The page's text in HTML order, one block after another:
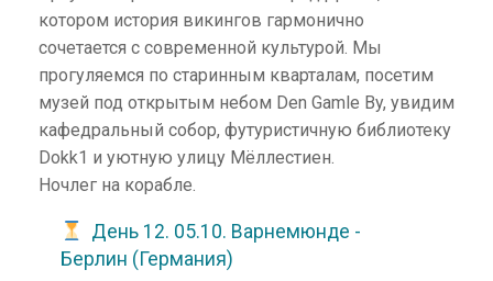
котором история викингов гармонично
сочетается с современной культурой. Мы
прогуляемся по старинным кварталам, посетим
музей под открытым небом Den Gamle By, увидим
кафедральный собор, футуристичную библиотеку
Dokk1 и уютную улицу Мёллестиен.
Ночлег на корабле.
День 12. 05.10. Варнемюнде -
Берлин (Германия)